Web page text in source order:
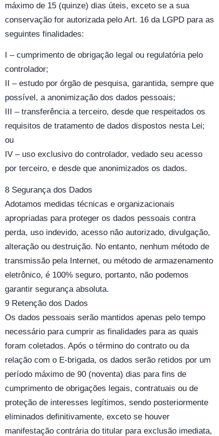
máximo de 15 (quinze) dias úteis, exceto se a sua
conservação for autorizada pelo Art. 16 da LGPD para as
seguintes finalidades:
I – cumprimento de obrigação legal ou regulatória pelo
controlador;
II – estudo por órgão de pesquisa, garantida, sempre que
possível, a anonimização dos dados pessoais;
III – transferência a terceiro, desde que respeitados os
requisitos de tratamento de dados dispostos nesta Lei;
ou
IV – uso exclusivo do controlador, vedado seu acesso
por terceiro, e desde que anonimizados os dados.
8 Segurança dos Dados
Adotamos medidas técnicas e organizacionais
apropriadas para proteger os dados pessoais contra
perda, uso indevido, acesso não autorizado, divulgação,
alteração ou destruição. No entanto, nenhum método de
transmissão pela Internet, ou método de armazenamento
eletrônico, é 100% seguro, portanto, não podemos
garantir segurança absoluta.
9 Retenção dos Dados
Os dados pessoais serão mantidos apenas pelo tempo
necessário para cumprir as finalidades para as quais
foram coletados. Após o término do contrato ou da
relação com o E-brigada, os dados serão retidos por um
período máximo de 90 (noventa) dias para fins de
cumprimento de obrigações legais, contratuais ou de
proteção de interesses legítimos, sendo posteriormente
eliminados definitivamente, exceto se houver
manifestação contrária do titular para exclusão imediata,